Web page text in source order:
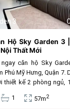
3
Hộ Sky Garden 3 |
Thất Mới
căn hộ Sky
Phú Mỹ Hưng, Quận 7.
thiết kế 2 phòng ngủ, 1
đây là lựa chọn
1 57m2